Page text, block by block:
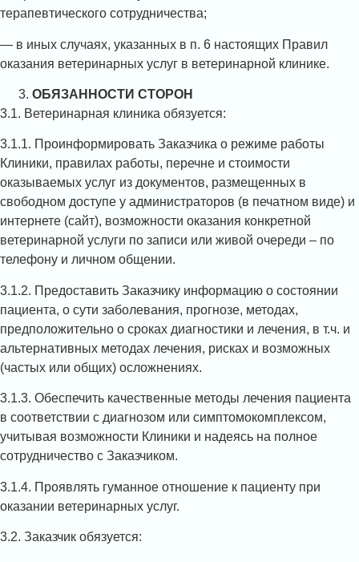
терапевтического сотрудничества;
— в иных случаях, указанных в п. 6 настоящих Правил
оказания ветеринарных услуг в ветеринарной клинике.
ОБЯЗАННОСТИ СТОРОН
3.1. Ветеринарная клиника обязуется:
3.1.1. Проинформировать Заказчика о режиме работы
Клиники, правилах работы, перечне и стоимости
оказываемых услуг из документов, размещенных в
свободном доступе у администраторов (в печатном виде) и
интернете (сайт), возможности оказания конкретной
ветеринарной услуги по записи или живой очереди – по
телефону и личном общении.
3.1.2. Предоставить Заказчику информацию о состоянии
пациента, о сути заболевания, прогнозе, методах,
предположительно о сроках диагностики и лечения, в т.ч. и
альтернативных методах лечения, рисках и возможных
(частых или общих) осложнениях.
3.1.3. Обеспечить качественные методы лечения пациента
в соответствии с диагнозом или симптомокомплексом,
учитывая возможности Клиники и надеясь на полное
сотрудничество с Заказчиком.
3.1.4. Проявлять гуманное отношение к пациенту при
оказании ветеринарных услуг.
3.2. Заказчик обязуется: